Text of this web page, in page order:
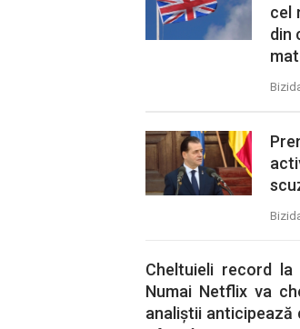
cel
din
Cheltuieli record
Numai Netflix va
analiștii anticipează